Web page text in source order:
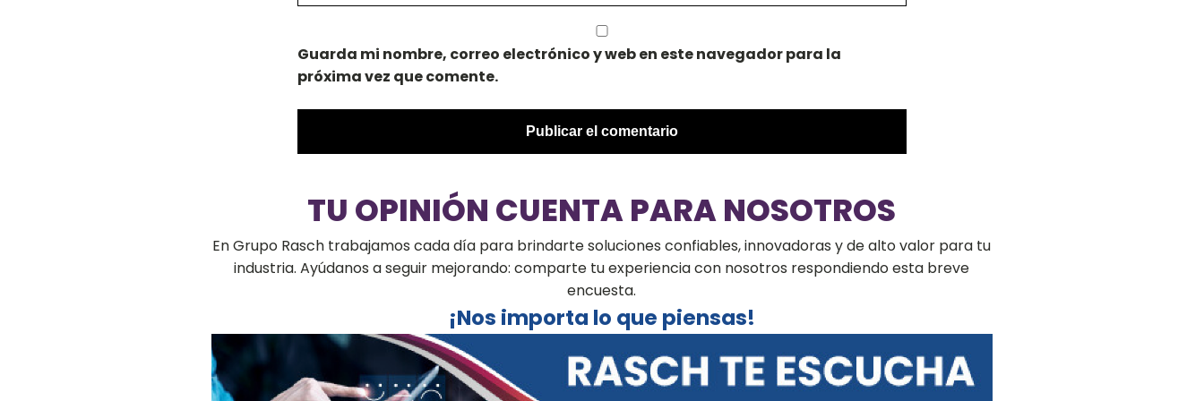
Guarda mi nombre, correo electrónico y web en este navegador para la
próxima vez que comente.
TU OPINIÓN CUENTA PARA NOSOTROS
En Grupo Rasch trabajamos cada día para brindarte soluciones confiables, innovadoras y de alto valor para tu
industria. Ayúdanos a seguir mejorando: comparte tu experiencia con nosotros respondiendo esta breve
encuesta.
¡Nos importa lo que piensas!